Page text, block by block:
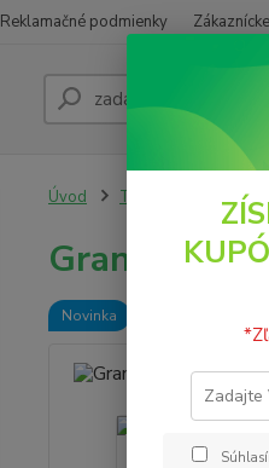
Reklamačné podmienky
Úvod TIGERNUT
Granola
Novinka